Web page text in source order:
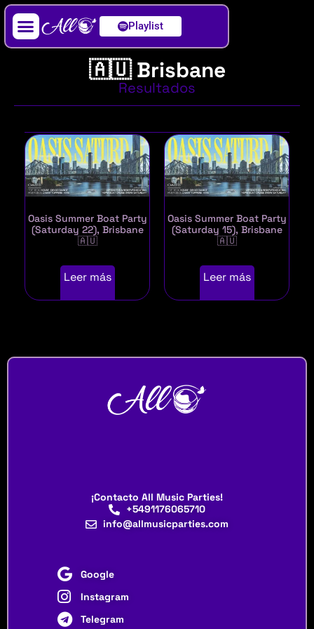
Playlist
🇦🇺 Brisbane
Resultados
Oasis Summer Boat Party
(Saturday 22), Brisbane
🇦🇺
Leer más
Oasis Summer Boat Party
(Saturday 15), Brisbane
🇦🇺
Leer más
¡Contacto All Music Parties!
+5491176065710
info@allmusicparties.com
Google
Instagram
Telegram